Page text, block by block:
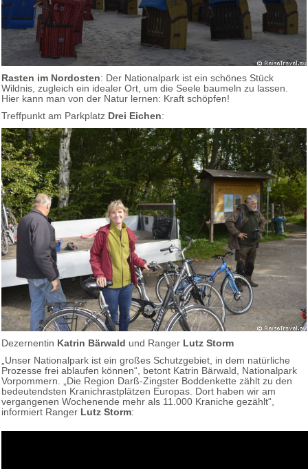
Rasten im Nordosten: Der Nationalpark ist ein schönes Stück
Wildnis, zugleich ein idealer Ort, um die Seele baumeln zu lassen.
Hier kann man von der Natur lernen: Kraft schöpfen!
Treffpunkt am Parkplatz Drei Eichen:
Dezernentin Katrin Bärwald und Ranger Lutz Storm
„Unser Nationalpark ist ein großes Schutzgebiet, in dem natürliche
Prozesse frei ablaufen können“, betont Katrin Bärwald, Nationalpark
Vorpommern. „Die Region Darß-Zingster Boddenkette zählt zu den
bedeutendsten Kranichrastplätzen Europas. Dort haben wir am
vergangenen Wochenende mehr als 11.000 Kraniche gezählt“,
informiert Ranger Lutz Storm: